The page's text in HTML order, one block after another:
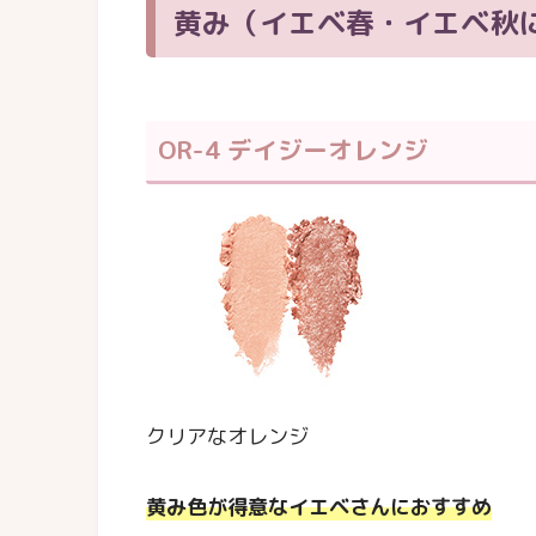
黄み（イエベ春・イエベ秋
OR-4 デイジーオレンジ
クリアなオレンジ
黄み色が得意なイエベさんにおすすめ